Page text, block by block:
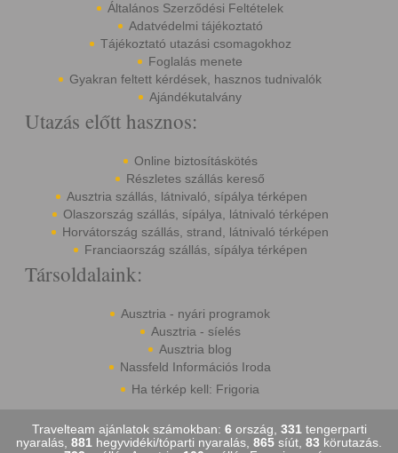
Általános Szerződési Feltételek
Adatvédelmi tájékoztató
Tájékoztató utazási csomagokhoz
Foglalás menete
Gyakran feltett kérdések, hasznos tudnivalók
Ajándékutalvány
Utazás előtt hasznos:
Online biztosításkötés
Részletes szállás kereső
Ausztria szállás, látnivaló, sípálya térképen
Olaszország szállás, sípálya, látnivaló térképen
Horvátország szállás, strand, látnivaló térképen
Franciaország szállás, sípálya térképen
Társoldalaink:
Ausztria - nyári programok
Ausztria - síelés
Ausztria blog
Nassfeld Információs Iroda
Ha térkép kell: Frigoria
Travelteam ajánlatok számokban: 6ország, 331 tengerparti
nyaralás, 881 hegyvidéki/tóparti nyaralás, 865 síút, 83 körutazás.